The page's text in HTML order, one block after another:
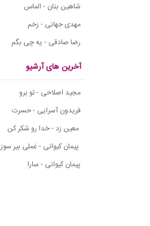
شاهین بنان - الماس
مهدی جهانی - زخم
رضا صادقی - یه چی بگم
آخرین های آرشیو
مجید اصلاحی - تو برو
فریدون آسرایی - حسرت
معین زد - خدا رو شکر کن
پیمان کیوانی - غملی بیر سوز
پیمان کیوانی - سارا